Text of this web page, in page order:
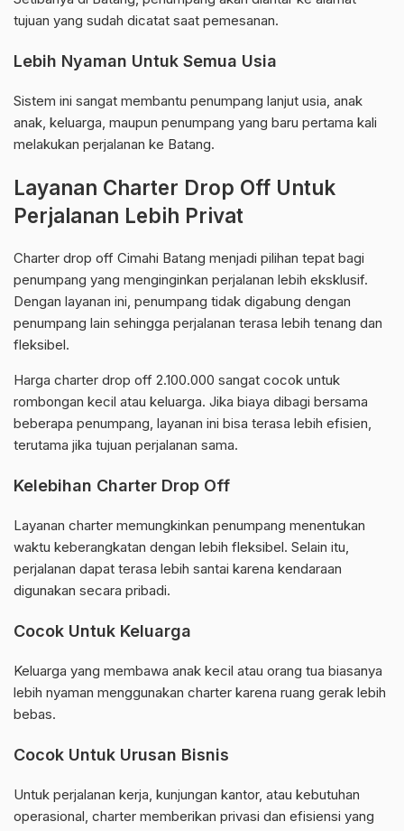
tujuan yang sudah dicatat saat pemesanan.
Lebih Nyaman Untuk Semua Usia
Sistem ini sangat membantu penumpang lanjut usia, anak
anak, keluarga, maupun penumpang yang baru pertama kali
melakukan perjalanan ke Batang.
Layanan Charter Drop Off Untuk
Perjalanan Lebih Privat
Charter drop off Cimahi Batang menjadi pilihan tepat bagi
penumpang yang menginginkan perjalanan lebih eksklusif.
Dengan layanan ini, penumpang tidak digabung dengan
penumpang lain sehingga perjalanan terasa lebih tenang dan
fleksibel.
Harga charter drop off 2.100.000 sangat cocok untuk
rombongan kecil atau keluarga. Jika biaya dibagi bersama
beberapa penumpang, layanan ini bisa terasa lebih efisien,
terutama jika tujuan perjalanan sama.
Kelebihan Charter Drop Off
Layanan charter memungkinkan penumpang menentukan
waktu keberangkatan dengan lebih fleksibel. Selain itu,
perjalanan dapat terasa lebih santai karena kendaraan
digunakan secara pribadi.
Cocok Untuk Keluarga
Keluarga yang membawa anak kecil atau orang tua biasanya
lebih nyaman menggunakan charter karena ruang gerak lebih
bebas.
Cocok Untuk Urusan Bisnis
Untuk perjalanan kerja, kunjungan kantor, atau kebutuhan
operasional, charter memberikan privasi dan efisiensi yang